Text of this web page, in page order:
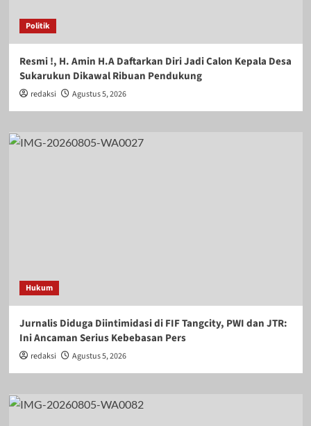
Politik
Resmi !, H. Amin H.A Daftarkan Diri Jadi Calon Kepala Desa
Sukarukun Dikawal Ribuan Pendukung
redaksi Agustus 5, 2026
Hukum
Jurnalis Diduga Diintimidasi di FIF Tangcity, PWI dan JTR:
Ini Ancaman Serius Kebebasan Pers
redaksi Agustus 5, 2026